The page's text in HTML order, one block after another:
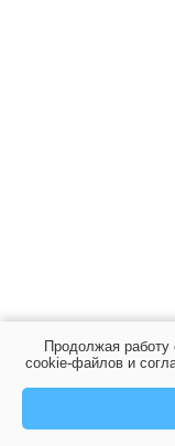
Продолжая
cookie-файлов и